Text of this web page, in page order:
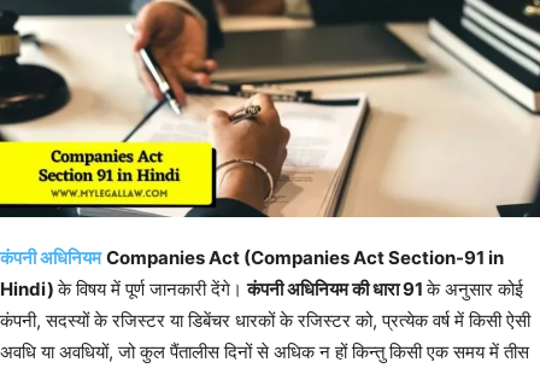
कंपनी अधिनियम Companies Act (Companies Act Section-91 in
Hindi)के विषय में पूर्ण जानकारी देंगे।कंपनी अधिनियम की धारा 91के अनुसार कोई
कंपनी, सदस्यों के रजिस्टर या डिबेंचर धारकों के रजिस्टर को, प्रत्येक वर्ष में किसी ऐसी
अवधि या अवधियों, जो कुल पैंतालीस दिनों से अधिक न हों किन्तु किसी एक समय में तीस